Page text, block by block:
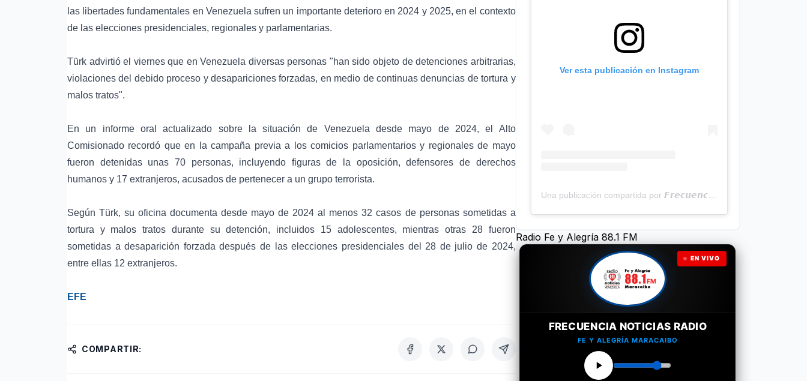
las libertades fundamentales en Venezuela sufren un importante deterioro en 2024 y 2025, en el contexto
de las elecciones presidenciales, regionales y parlamentarias.
Türk advirtió el viernes que en Venezuela diversas personas "han sido objeto de detenciones arbitrarias,
violaciones del debido proceso y desapariciones forzadas, en medio de continuas denuncias de tortura y
malos tratos".
En un informe oral actualizado sobre la situación de Venezuela desde mayo de 2024, el Alto
Comisionado recordó que en la campaña previa a los comicios parlamentarios y regionales de mayo
fueron detenidas unas 70 personas, incluyendo figuras de la oposición, defensores de derechos
humanos y 17 extranjeros, acusados de pertenecer a un grupo terrorista.
Según Türk, su oficina documenta desde mayo de 2024 al menos 32 casos de personas sometidas a
tortura y malos tratos durante su detención, incluidos 15 adolescentes, mientras otras 28 fueron
sometidas a desaparición forzada después de las elecciones presidenciales del 28 de julio de 2024,
entre ellas 12 extranjeros.
EFE
COMPARTIR:
Ver esta publicación en Instagram
Una publicación compartida por 𝙁𝙧𝙚𝙘𝙪𝙚𝙣𝙘𝙞𝙖 𝙉𝙤𝙩𝙞𝙘𝙞𝙖𝙨 | Programa Radial (@frecuencianoticias)
Radio Fe y Alegría 88.1 FM
EN VIVO
FRECUENCIA NOTICIAS RADIO
FE Y ALEGRÍA MARACAIBO